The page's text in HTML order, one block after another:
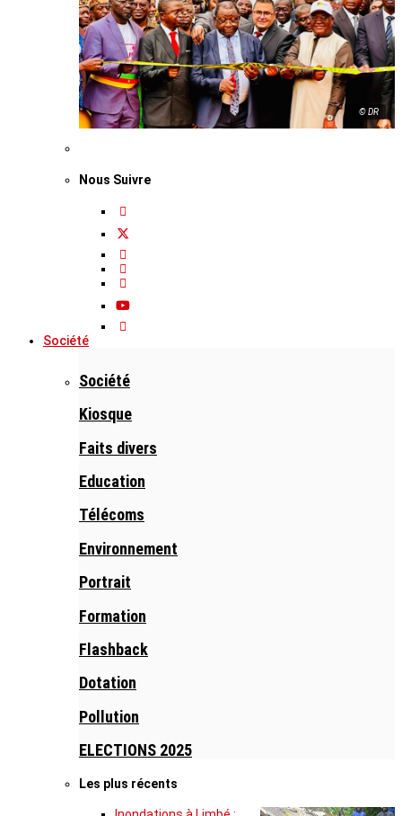
© DR
Nous Suivre
Société
Société
Kiosque
Faits divers
Education
Télécoms
Environnement
Portrait
Formation
Flashback
Dotation
Pollution
ELECTIONS 2025
Les plus récents